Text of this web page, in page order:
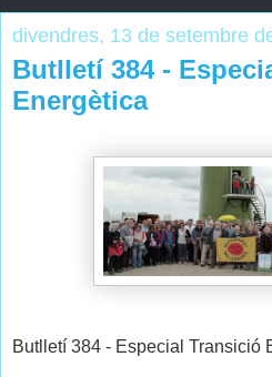
divendres, 13 de setembre
Butlletí 384 -
Energètica
Butlletí 384 - Especial Transició